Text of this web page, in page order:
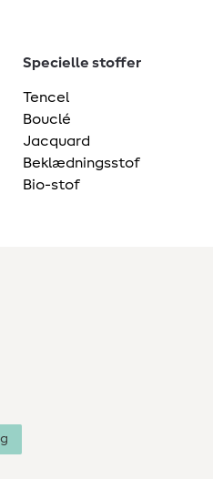
Specielle stoffer
Tencel
Bouclé
Jacquard
Beklædningsstof
Bio-stof